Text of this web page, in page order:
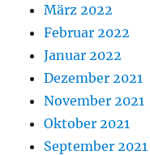
März 2022
Februar 2022
Januar 2022
Dezember 2021
November 2021
Oktober 2021
September 2021